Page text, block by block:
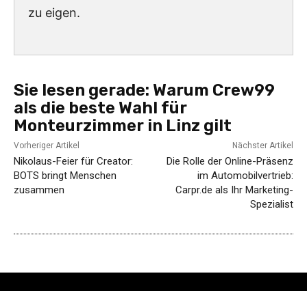
zu eigen.
Sie lesen gerade: Warum Crew99
als die beste Wahl für
Monteurzimmer in Linz gilt
Vorheriger Artikel
Nikolaus-Feier für Creator:
BOTS bringt Menschen
zusammen
Nächster Artikel
Die Rolle der Online-Präsenz
im Automobilvertrieb:
Carpr.de als Ihr Marketing-
Spezialist